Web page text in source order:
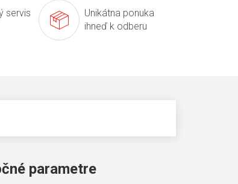
servis
Unikátna ponuka
ihneď k odberu
parametre